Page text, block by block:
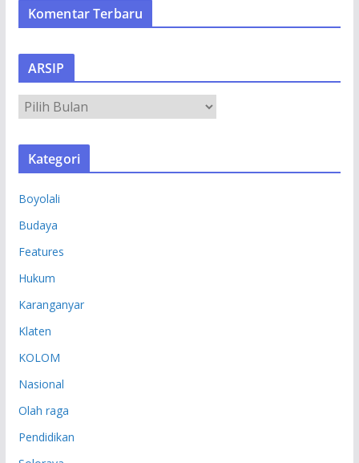
Komentar Terbaru
ARSIP
R
S
Kategori
Boyolali
Budaya
Features
Hukum
Karanganyar
Klaten
KOLOM
Nasional
Olah raga
Pendidikan